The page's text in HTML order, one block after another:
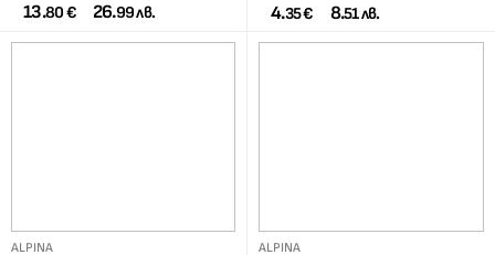
13.80 € 26.99 лв. 4.35 € 8.51 лв.
ALPINA ALPINA